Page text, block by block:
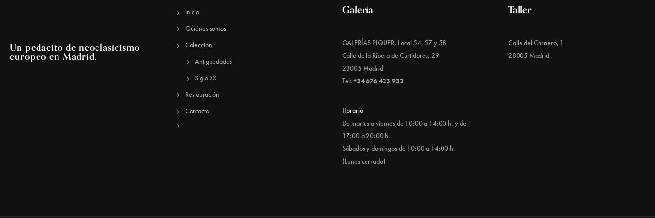
Un pedacito de neoclasicismo
europeo en Madrid.
Inicio
Quiénes somos
Colección
Antigüedades
Siglo XX
Restauración
Contacto
Galería
GALERÍAS PIQUER, Local 54, 57 y 58
Calle de la Ribera de Curtidores, 29
28005 Madrid
Tel: +34 676 423 932
Horario
De martes a viernes de 10:00 a 14:00 h. y de
17:00 a 20:00 h.
Sábados y domingos de 10:00 a 14:00 h.
(Lunes cerrado)
Taller
Calle del Carnero, 1
28005 Madrid